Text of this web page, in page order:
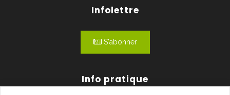
Infolettre
S'abonner
Info pratique